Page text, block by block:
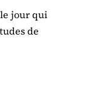
jour qui
de